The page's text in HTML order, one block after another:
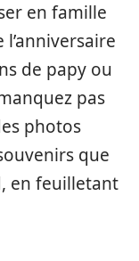
en famille
l’anniversaire
de papy ou
pas
photos
que
en feuilletant